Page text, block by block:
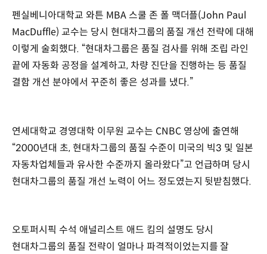
펜실베니아대학교 와튼 MBA 스쿨 존 폴 맥더플(John Paul
MacDuffle) 교수는 당시 현대차그룹의 품질 개선 전략에 대해
이렇게 술회했다. “현대차그룹은 품질 검사를 위해 조립 라인
끝에 자동화 공정을 설계하고, 차량 진단을 진행하는 등 품질
결함 개선 분야에서 꾸준히 좋은 성과를 냈다.”
연세대학교 경영대학 이무원 교수는 CNBC 영상에 출연해
“2000년대 초, 현대차그룹의 품질 수준이 미국의 빅3 및 일본
자동차업체들과 유사한 수준까지 올라왔다”고 언급하며 당시
현대차그룹의 품질 개선 노력이 어느 정도였는지 뒷받침했다.
오토퍼시픽 수석 애널리스트 애드 킴의 설명도 당시
현대차그룹의 품질 전략이 얼마나 파격적이었는지를 잘